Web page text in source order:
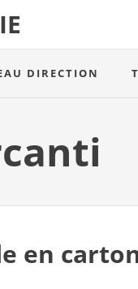
DIRECTION
en